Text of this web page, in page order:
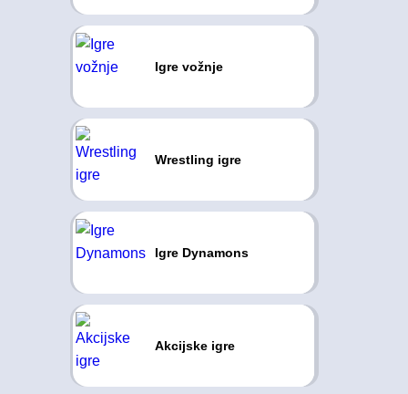
Igre vožnje
Wrestling igre
Igre Dynamons
Akcijske igre